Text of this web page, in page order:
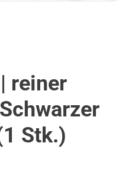
reiner
Stk.)